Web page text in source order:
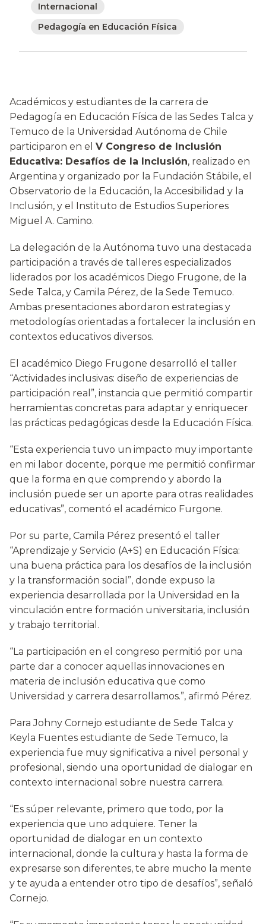
Internacional
Pedagogía en Educación Física
Académicos y estudiantes de la carrera de
Pedagogía en Educación Física de las Sedes Talca y
Temuco de la Universidad Autónoma de Chile
participaron en el V Congreso de Inclusión
Educativa: Desafíos de la Inclusión, realizado en
Argentina y organizado por la Fundación Stábile, el
Observatorio de la Educación, la Accesibilidad y la
Inclusión, y el Instituto de Estudios Superiores
Miguel A. Camino.
La delegación de la Autónoma tuvo una destacada
participación a través de talleres especializados
liderados por los académicos Diego Frugone, de la
Sede Talca, y Camila Pérez, de la Sede Temuco.
Ambas presentaciones abordaron estrategias y
metodologías orientadas a fortalecer la inclusión en
contextos educativos diversos.
El académico Diego Frugone desarrolló el taller
“Actividades inclusivas: diseño de experiencias de
participación real”, instancia que permitió compartir
herramientas concretas para adaptar y enriquecer
las prácticas pedagógicas desde la Educación Física.
“Esta experiencia tuvo un impacto muy importante
en mi labor docente, porque me permitió confirmar
que la forma en que comprendo y abordo la
inclusión puede ser un aporte para otras realidades
educativas”, comentó el académico Furgone.
Por su parte, Camila Pérez presentó el taller
“Aprendizaje y Servicio (A+S) en Educación Física:
una buena práctica para los desafíos de la inclusión
y la transformación social”, donde expuso la
experiencia desarrollada por la Universidad en la
vinculación entre formación universitaria, inclusión
y trabajo territorial.
“La participación en el congreso permitió por una
parte dar a conocer aquellas innovaciones en
materia de inclusión educativa que como
Universidad y carrera desarrollamos.”, afirmó Pérez.
Para Johny Cornejo estudiante de Sede Talca y
Keyla Fuentes estudiante de Sede Temuco, la
experiencia fue muy significativa a nivel personal y
profesional, siendo una oportunidad de dialogar en
contexto internacional sobre nuestra carrera.
“Es súper relevante, primero que todo, por la
experiencia que uno adquiere. Tener la
oportunidad de dialogar en un contexto
internacional, donde la cultura y hasta la forma de
expresarse son diferentes, te abre mucho la mente
y te ayuda a entender otro tipo de desafíos”, señaló
Cornejo.